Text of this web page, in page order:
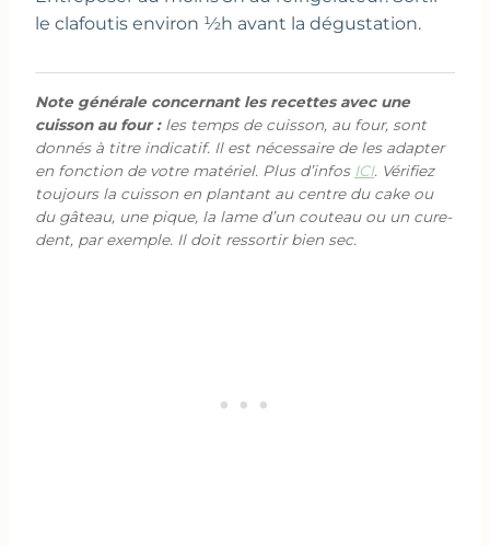
le clafoutis environ ½h avant la dégustation.
Note générale concernant les recettes avec une
cuisson au four :les temps de cuisson, au four, sont
donnés à titre indicatif. Il est nécessaire de les adapter
en fonction de votre matériel. Plus d’infos ICI. Vérifiez
toujours la cuisson en plantant au centre du cake ou
du gâteau, une pique, la lame d’un couteau ou un cure-
dent, par exemple. Il doit ressortir bien sec.